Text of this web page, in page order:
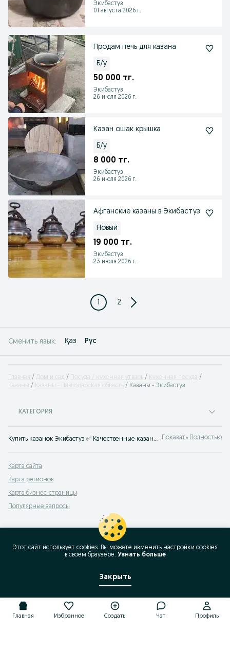
Экибастуз
01 августа 2026 г.
Продам печь для казана
Б/у
50 000 тг.
Экибастуз
26 июля 2026 г.
Казан ошак крышка
Б/у
8 000 тг.
Экибастуз
26 июля 2026 г.
Афганские казаны в Экибастуз
Новый
19 000 тг.
Экибастуз
23 июля 2026 г.
1 2
Сменить язык: Қаз Рус
Главная Дом и сад Посуда / кухонная утварь
Кухонная посуда
Казаны
Казаны - Павлодарская область Казаны - Экибастуз
КАТЕГОРИЯ
Купить казанок Экибастуз ✅ Качественные казанки для костра и плиты ⭐ Купить казан по доступной цене на OLX.kz! Показать Полностью
Карта сайта
Карта регионов
Карта бизнес-страницы
Популярные запросы
Главная Избранное Создать Чат Профиль
Этот сайт использует cookies. Вы можете изменить настройки cookies
в своeм браузере. Узнать больше
Закрыть